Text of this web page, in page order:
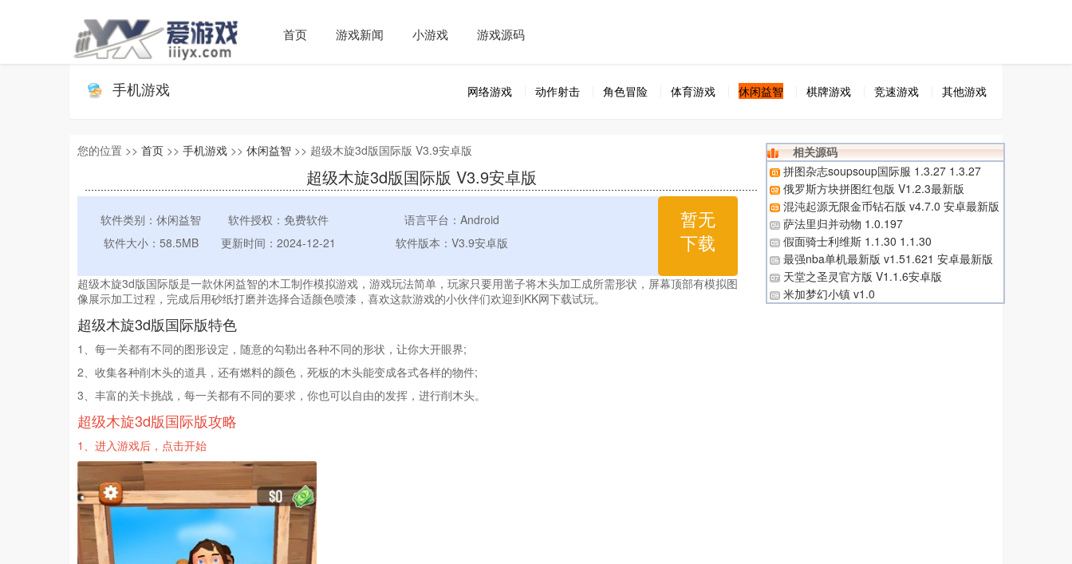
首页 游戏新闻 小游戏 游戏源码
手机游戏 网络游戏 动作射击 角色冒险 体育游戏 休闲益智 棋牌游戏 竞速游戏 其他游戏
您的位置 >> 首页 >> 手机游戏 >> 休闲益智 >> 超级木旋3d版国际版 V3.9安卓版
超级木旋3d版国际版 V3.9安卓版
软件类别：休闲益智 软件授权：免费软件
语言平台：Android
软件大小：58.5MB
更新时间：2024-12-21 软件版本：V3.9安卓版
暂无
下载
超级木旋3d版国际版是一款休闲益智的木工制作模拟游戏，游戏玩法简单，玩家只要用凿子将木头加工成所需形状，屏幕顶部有模拟图
像展示加工过程，完成后用砂纸打磨并选择合适颜色喷漆，喜欢这款游戏的小伙伴们欢迎到KK网下载试玩。
超级木旋3d版国际版特色
1、每一关都有不同的图形设定，随意的勾勒出各种不同的形状，让你大开眼界;
2、收集各种削木头的道具，还有燃料的颜色，死板的木头能变成各式各样的物件;
3、丰富的关卡挑战，每一关都有不同的要求，你也可以自由的发挥，进行削木头。
超级木旋3d版国际版攻略
1、进入游戏后，点击开始
相关源码
拼图杂志soupsoup国际服 1.3.27 1.3.27
俄罗斯方块拼图红包版 V1.2.3最新版
混沌起源无限金币钻石版 v4.7.0 安卓最新版
萨法里归并动物 1.0.197
假面骑士利维斯 1.1.30 1.1.30
最强nba单机最新版 v1.51.621 安卓最新版
天堂之圣灵官方版 V1.1.6安卓版
米加梦幻小镇 v1.0